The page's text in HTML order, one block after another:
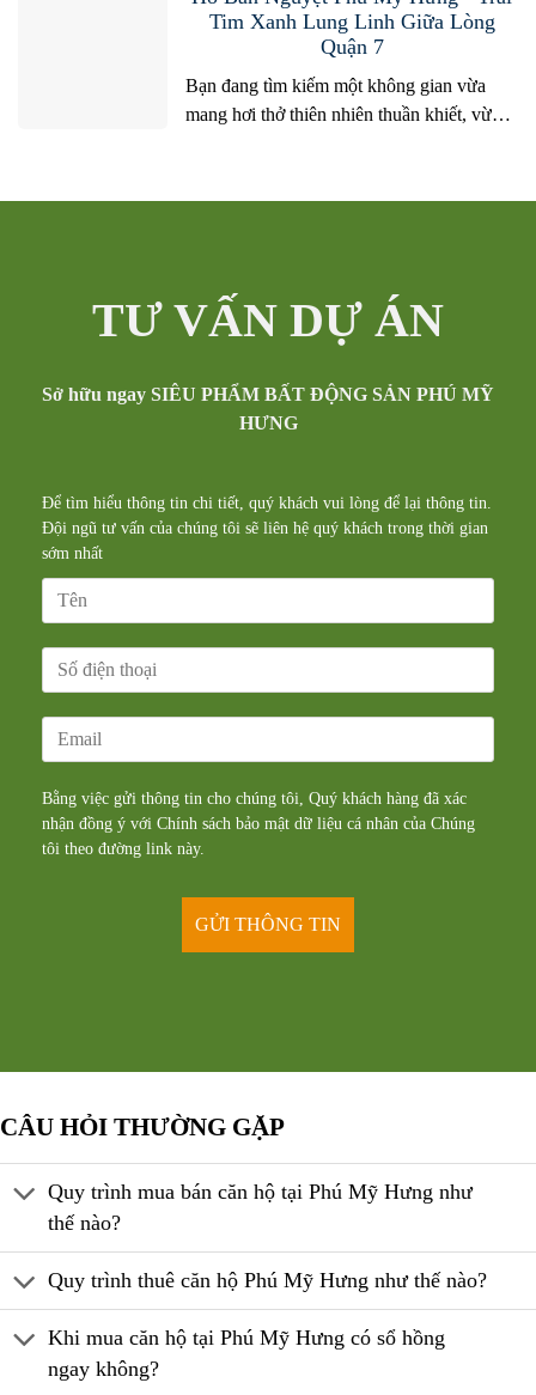
cộng đồng văn minh quốc tế. Trong hành
trình khám phá và lựa chọn bất động sản
tại...
Tim Xanh Lung Linh Giữa Lòng
Quận 7
Bạn đang tìm kiếm một không gian vừa
mang hơi thở thiên nhiên thuần khiết, vừa
Nguyệt Phú Mỹ Hưng chính là câu trả lời
TƯ VẤN DỰ ÁN
Sở hữu ngay SIÊU PHẨM BẤT ĐỘNG SẢN PHÚ MỸ
HƯNG
Để tìm hiểu thông tin chi tiết, quý khách vui lòng để lại thông tin.
Đội ngũ tư vấn của chúng tôi sẽ liên hệ quý khách trong thời gian
sớm nhất
Bằng việc gửi thông tin cho chúng tôi, Quý khách hàng đã xác
nhận đồng ý với Chính sách bảo mật dữ liệu cá nhân của Chúng
tôi theo đường link này.
CÂU HỎI THƯỜNG GẶP
Quy trình mua bán căn hộ tại Phú Mỹ Hưng như
thế nào?
Quy trình thuê căn hộ Phú Mỹ Hưng như thế nào?
Khi mua căn hộ tại Phú Mỹ Hưng có sổ hồng
ngay không?